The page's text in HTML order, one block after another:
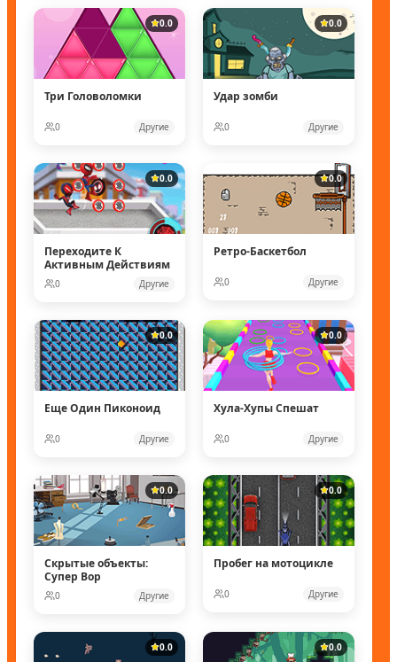
0.0
Три Головоломки
0 Другие
0.0
Удар зомби
0 Другие
0.0
Переходите К
Активным Действиям
0 Другие
0.0
Ретро-Баскетбол
0 Другие
0.0
Еще Один Пиконоид
0 Другие
0.0
Хула-Хупы Спешат
0 Другие
0.0
Скрытые объекты:
Супер Вор
0 Другие
0.0
Пробег на мотоцикле
0 Другие
0.0 0.0